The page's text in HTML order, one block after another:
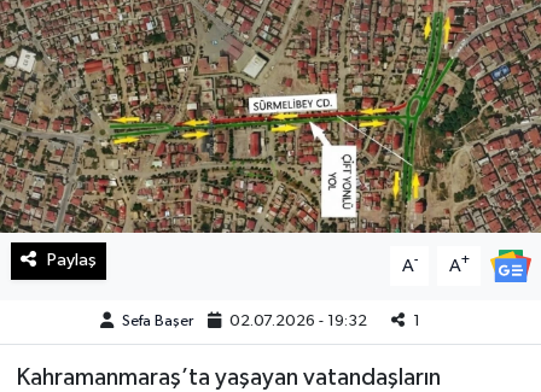
Paylaş A- A+
Sefa Başer 02.07.2026 - 19:32 1
Kahramanmaraş’ta yaşayan vatandaşların
Manşetler
Resmi İlan
Sağlık
Spor
SürManşet